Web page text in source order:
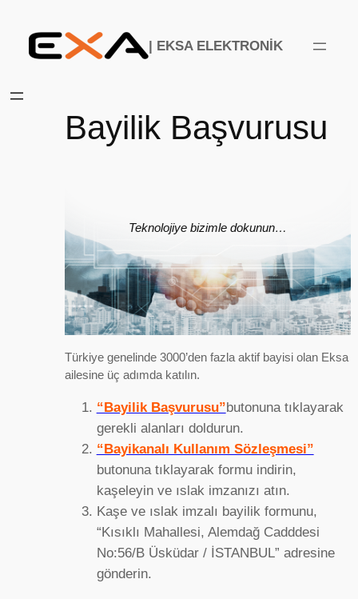
| EKSA ELEKTRONİK
Bayilik Başvurusu
Teknolojiye bizimle dokunun…
Türkiye genelinde 3000’den fazla aktif bayisi olan Eksa
ailesine üç adımda katılın.
“Bayilik Başvurusu”butonuna tıklayarak
gerekli alanları doldurun.
“Bayikanalı Kullanım Sözleşmesi”
butonuna tıklayarak formu indirin,
kaşeleyin ve ıslak imzanızı atın.
Kaşe ve ıslak imzalı bayilik formunu,
“Kısıklı Mahallesi, Alemdağ Cadddesi
No:56/B Üsküdar / İSTANBUL” adresine
gönderin.